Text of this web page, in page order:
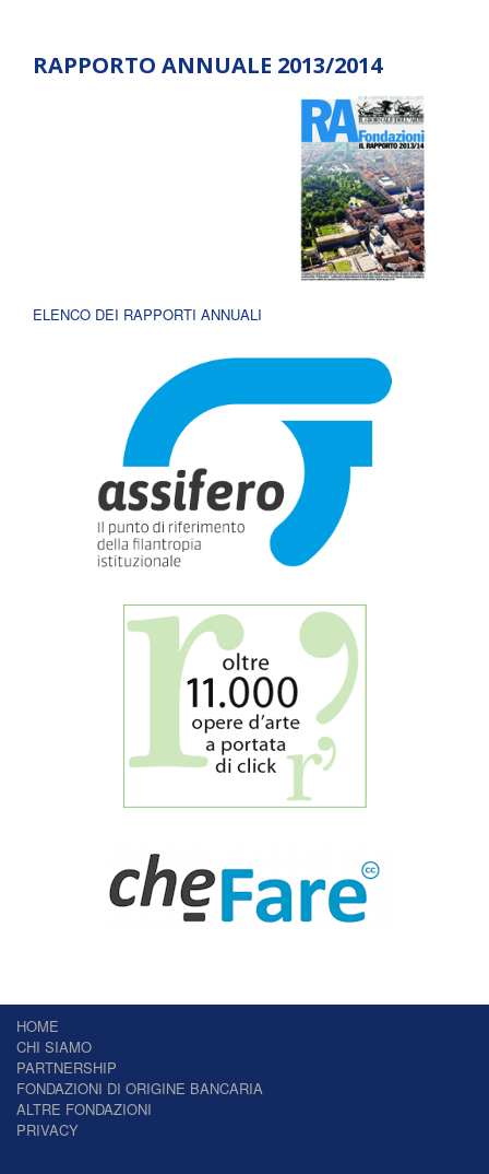
RAPPORTO ANNUALE 2013/2014
ELENCO DEI RAPPORTI ANNUALI
HOME
CHI SIAMO
PARTNERSHIP
FONDAZIONI DI ORIGINE BANCARIA
ALTRE FONDAZIONI
PRIVACY